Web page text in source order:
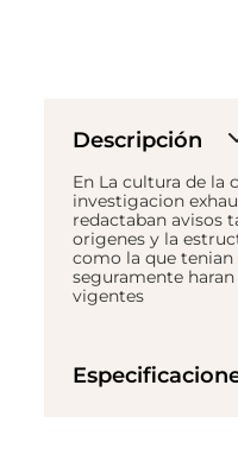
Descripción
En La cultura de la
investigacion
redactaban avisos
origenes y la
como la que tenian
seguramente
vigentes